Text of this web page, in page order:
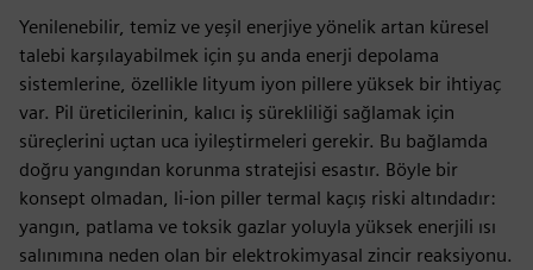
Yenilenebilir, temiz ve yeşil enerjiye yönelik artan küresel
talebi karşılayabilmek için şu anda enerji depolama
sistemlerine, özellikle lityum iyon pillere yüksek bir ihtiyaç
var. Pil üreticilerinin, kalıcı iş sürekliliği sağlamak için
süreçlerini uçtan uca iyileştirmeleri gerekir. Bu bağlamda
doğru yangından korunma stratejisi esastır. Böyle bir
konsept olmadan, li-ion piller termal kaçış riski altındadır:
yangın, patlama ve toksik gazlar yoluyla yüksek enerjili ısı
salınımına neden olan bir elektrokimyasal zincir reaksiyonu.